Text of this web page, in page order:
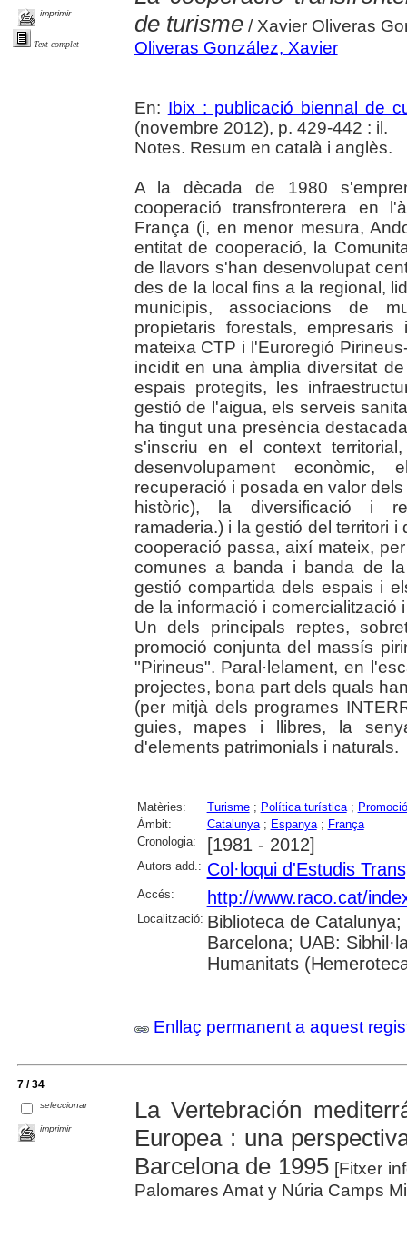
imprimir
Text complet
de turisme/ Xavier Oliveras
Oliveras González, Xavier
En: Ibix : publicació biennal de
(novembre 2012), p. 429-442 : il.
Notes. Resum en català i anglès.
A la dècada de 1980
cooperació transfronterera en
França (i, en menor mesura,
entitat de cooperació, la
de llavors s'han desenvolupat
des de la local fins a la regional,
municipis, associacions de
propietaris forestals,
mateixa CTP i l'Euroregió
incidit en una àmplia diversitat
espais protegits, les
gestió de l'aigua, els serveis
ha tingut una presència
s'inscriu en el context
desenvolupament econòmic,
recuperació i posada en valor
històric), la diversificació i
ramaderia.) i la gestió del territori
cooperació passa, així mateix,
comunes a banda i banda de
gestió compartida dels espais i
de la informació i
Un dels principals reptes,
promoció conjunta del massís
"Pirineus". Paral·lelament, en
projectes, bona part dels quals
(per mitjà dels programes
guies, mapes i llibres, la
d'elements patrimonials i naturals.
Matèries: Turisme; Política turística;
Àmbit:
Catalunya; Espanya; França
Cronologia:
[1981 - 2012]
Autors add.: Col·loqui d'Estudis
Accés: http://www.raco.cat/
Localització: Biblioteca de
Barcelona; UAB:
Humanitats
Enllaç permanent a aquest
7 / 34
seleccionar
imprimir
La Vertebración
Europea : una
Barcelona de 1995 [Fitxer
Palomares Amat y Núria Camps